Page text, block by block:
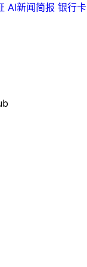
AI新闻简报 银行卡